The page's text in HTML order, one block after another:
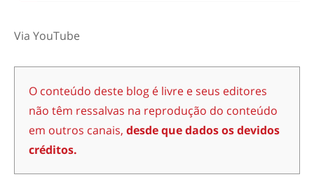
Via YouTube
O conteúdo deste blog é livre e seus editores
não têm ressalvas na reprodução do conteúdo
em outros canais, desde que dados os devidos
créditos.